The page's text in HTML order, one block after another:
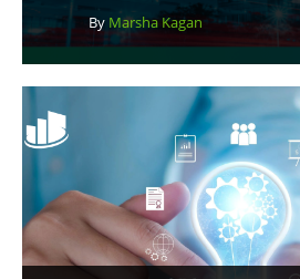
By Marsha Kagan